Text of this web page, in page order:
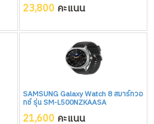
23,800 คะแนน
SAMSUNG Galaxy Watch 8 สมาร์ทวอ
ทช์ รุ่น SM-L500NZKAASA
21,600 คะแนน